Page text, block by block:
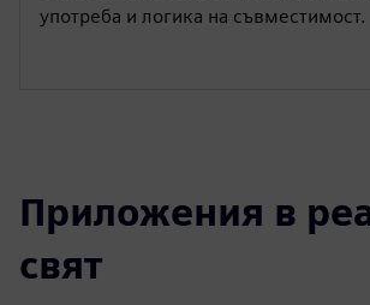
употреба и логика на съвместимост.
Приложения в
свят